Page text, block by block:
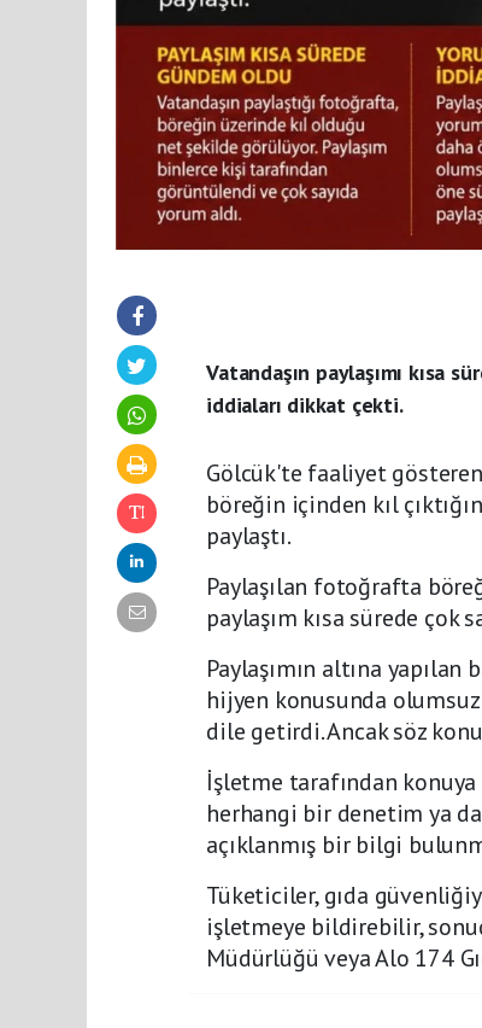
Vatandaşın paylaşımı kısa
iddiaları dikkat çekti.
Gölcük'te faaliyet
böreğin içinden kıl
paylaştı.
Paylaşılan fotoğrafta
paylaşım kısa sürede çok
Paylaşımın altına
hijyen konusunda olumsuz
dile getirdi. Ancak söz
İşletme tarafından
herhangi bir denetim ya
açıklanmış bir bilgi
Tüketiciler, gıda
işletmeye bildirebilir,
Müdürlüğü veya Alo 174